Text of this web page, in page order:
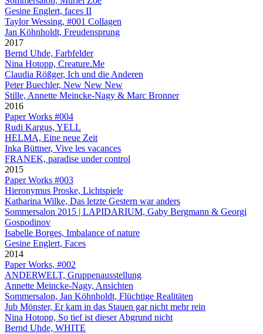
Gesine Englert, faces II
Taylor Wessing, #001 Collagen
Jan Köhnholdt, Freudensprung
2017
Bernd Uhde, Farbfelder
Nina Hotopp, Creature.Me
Claudia Rößger, Ich und die Anderen
Peter Buechler, New New New
Stille, Annette Meincke-Nagy & Marc Bronner
2016
Paper Works #004
Rudi Kargus, YELL
HELMA, Eine neue Zeit
Inka Büttner, Vive les vacances
FRANEK, paradise under control
2015
Paper Works #003
Hieronymus Proske, Lichtspiele
Katharina Wilke, Das letzte Gestern war anders
Sommersalon 2015 | LAPIDARIUM, Gaby Bergmann & Georgi
Gospodinov
Isabelle Borges, Imbalance of nature
Gesine Englert, Faces
2014
Paper Works, #002
ANDERWELT, Gruppenausstellung
Annette Meincke-Nagy, Ansichten
Sommersalon, Jan Köhnholdt, Flüchtige Realitäten
Jub Mönster, Er kam in das Stauen gar nicht mehr rein
Nina Hotopp, So tief ist dieser Abgrund nicht
Bernd Uhde, WHITE